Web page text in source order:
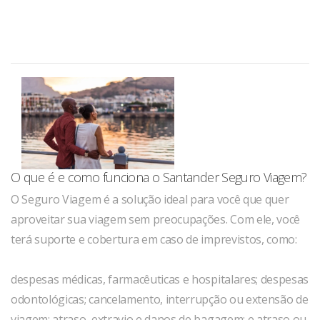
O que é e como funciona o Santander Seguro Viagem?
O Seguro Viagem é a solução ideal para você que quer
aproveitar sua viagem sem preocupações. Com ele, você
terá suporte e cobertura em caso de imprevistos, como:
despesas médicas, farmacêuticas e hospitalares; despesas
odontológicas; cancelamento, interrupção ou extensão de